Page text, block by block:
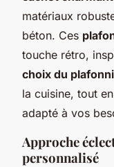
matériaux
béton. Ces
touche rétro,
choix du
la cuisine, tout
adapté à vos
Approche
personnalisé